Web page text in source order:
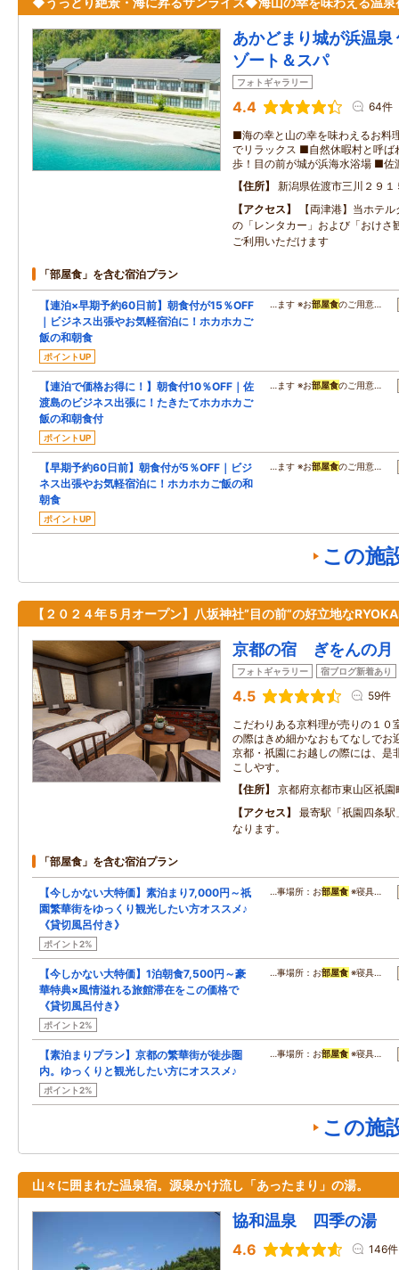
あかどまり城が浜温泉
ゾート＆スパ
フォトギャラリー
4.4 64件
■海の幸と山の幸を味わえるお料
でリラックス ■自然休暇村と呼
歩！目の前が城が浜海水浴場 ■佐
住所
新潟県佐渡市三川２９１
アクセス
【両津港】当ホテ
の「レンタカー」および「おけさ
ご利用いただけます
「部屋食」を含む宿泊プラン
【連泊×早期予約60日前】朝食付が15％OFF
｜ビジネス出張やお気軽宿泊に！ホカホカご
飯の和朝食
ポイントUP
…ます ※お部屋食のご用意…
【連泊で価格お得に！】朝食付10％OFF｜佐
渡島のビジネス出張に！たきたてホカホカご
飯の和朝食付
ポイントUP
…ます ※お部屋食のご用意…
【早期予約60日前】朝食付が5％OFF｜ビジ
ネス出張やお気軽宿泊に！ホカホカご飯の和
朝食
ポイントUP
…ます ※お部屋食のご用意…
この施
【２０２４年５月オープン】八坂神社”目の前”の好立地な
京都の宿 ぎをんの月
フォトギャラリー 宿ブログ新着あり
4.5 59件
こだわりある京料理が売りの１０
の際はきめ細かなおもてなしでお
京都・祇園にお越しの際には、是
こしやす。
住所
京都府京都市東山区祇
アクセス
最寄駅「祇園四条
なります。
「部屋食」を含む宿泊プラン
【今しかない大特価】素泊まり7,000円～祇
園繁華街をゆっくり観光したい方オススメ♪
《貸切風呂付き》
ポイント2%
…事場所：お部屋食 ※寝具…
【今しかない大特価】1泊朝食7,500円～豪
華特典×風情溢れる旅館滞在をこの価格で
《貸切風呂付き》
ポイント2%
…事場所：お部屋食 ※寝具…
【素泊まりプラン】京都の繁華街が徒歩圏
内。ゆっくりと観光したい方にオススメ♪
ポイント2%
…事場所：お部屋食 ※寝具…
この施
山々に囲まれた温泉宿。源泉かけ流し「あったまり」の湯。
協和温泉 四季の湯
4.6 146件